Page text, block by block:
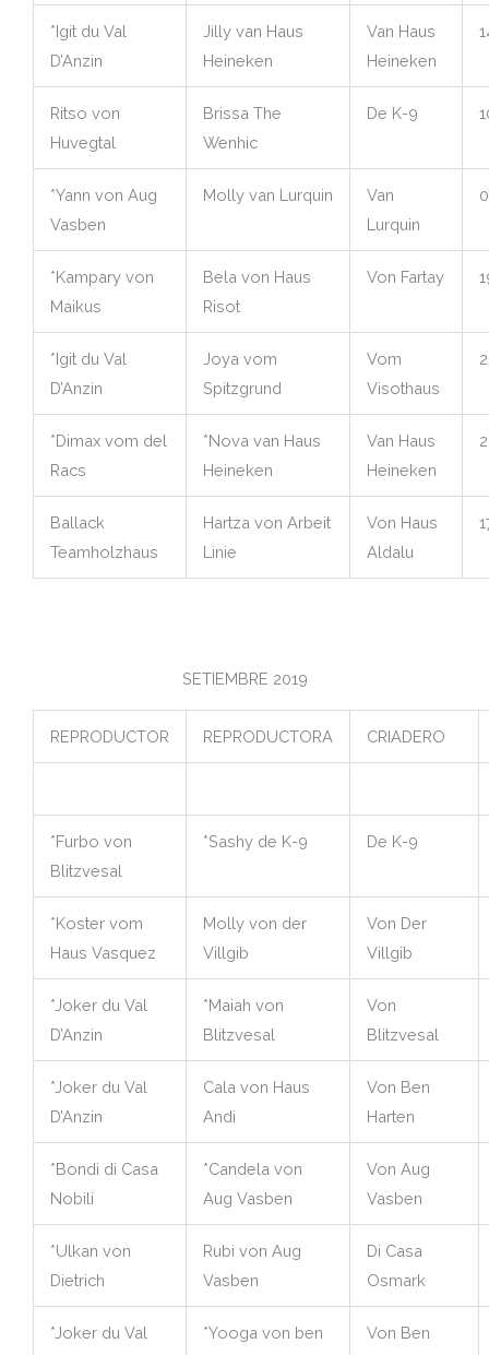
*Igit du Val
D’Anzin
Jilly van Haus
Heineken
Van Haus
Heineken
Ritso von
Huvegtal
Brissa The
Wenhic
De K-9
*Yann von Aug
Vasben
Molly van Lurquin
Van
Lurquin
*Kampary von
Maikus
Bela von Haus
Risot
Von Fartay
*Igit du Val
D’Anzin
Joya vom
Spitzgrund
Vom
Visothaus
*Dimax vom del
Racs
*Nova van Haus
Heineken
Van Haus
Heineken
Ballack
Teamholzhaus
Hartza von Arbeit
Linie
Von Haus
Aldalu
SETIEMBRE 2019
REPRODUCTOR REPRODUCTORA CRIADERO
*Furbo von
Blitzvesal
*Sashy de K-9 De K-9
*Koster vom
Haus Vasquez
Molly von der
Villgib
Von Der
Villgib
*Joker du Val
D’Anzin
*Maiah von
Blitzvesal
Von
Blitzvesal
*Joker du Val
D’Anzin
Cala von Haus
Andi
Von Ben
Harten
*Bondi di Casa
Nobili
*Candela von
Aug Vasben
Von Aug
Vasben
*Ulkan von
Dietrich
Rubi von Aug
Vasben
Di Casa
Osmark
*Joker du Val
*Yooga von ben
Von Ben